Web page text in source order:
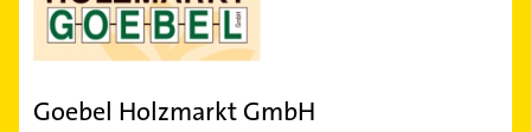
Goebel Holzmarkt GmbH